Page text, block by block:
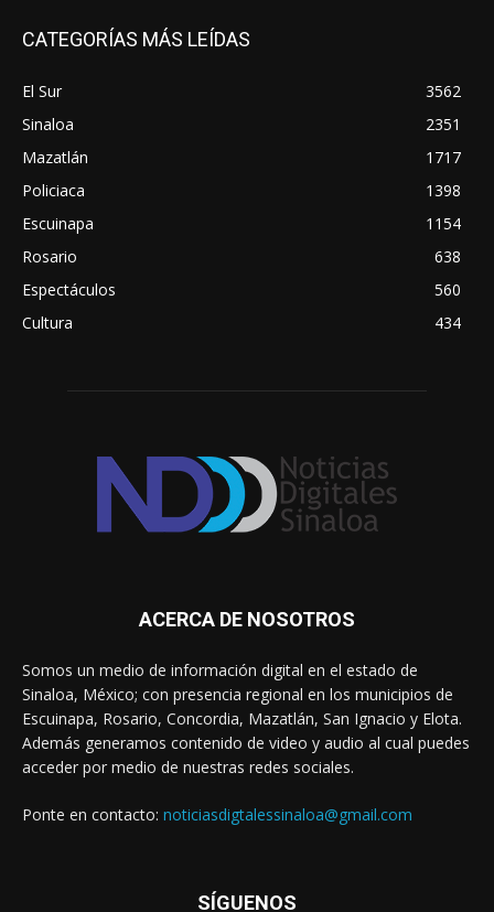
CATEGORÍAS MÁS LEÍDAS
El Sur
3562
Sinaloa
2351
Mazatlán
1717
Policiaca
1398
Escuinapa
1154
Rosario
638
Espectáculos
560
Cultura
434
ACERCA DE NOSOTROS
Somos un medio de información digital en el estado de
Sinaloa, México; con presencia regional en los municipios de
Escuinapa, Rosario, Concordia, Mazatlán, San Ignacio y Elota.
Además generamos contenido de video y audio al cual puedes
acceder por medio de nuestras redes sociales.
Ponte en contacto: noticiasdigtalessinaloa@gmail.com
SÍGUENOS